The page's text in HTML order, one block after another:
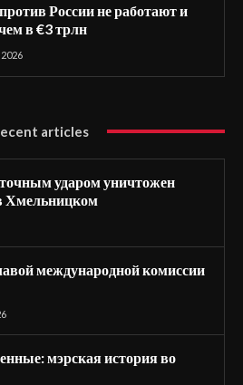
России не работают и
в €3 трлн
2026
articles
ударом уничтожен
Хмельницком
международной комиссии
мэрская история во